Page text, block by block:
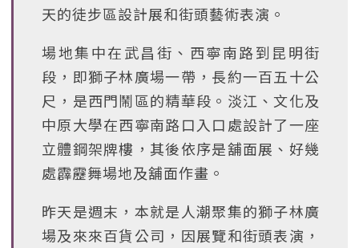
天的徒步區設計展和街頭藝術表演。
場地集中在武昌街、西寧南路到昆明街
段，即獅子林廣場一帶，長約一百五十公
尺，是西門鬧區的精華段。淡江、文化及
中原大學在西寧南路口入口處設計了一座
立體鋼架牌樓，其後依序是舖面展、好幾
處霹靂舞場地及舖面作畫。
昨天是週末，本就是人潮聚集的獅子林廣
場及來來百貨公司，因展覽和街頭表演，